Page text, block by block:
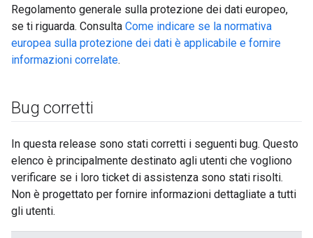
Regolamento generale sulla protezione dei dati europeo,
se ti riguarda. Consulta Come indicare se la normativa
europea sulla protezione dei dati è applicabile e fornire
informazioni correlate.
Bug corretti
In questa release sono stati corretti i seguenti bug. Questo
elenco è principalmente destinato agli utenti che vogliono
verificare se i loro ticket di assistenza sono stati risolti.
Non è progettato per fornire informazioni dettagliate a tutti
gli utenti.